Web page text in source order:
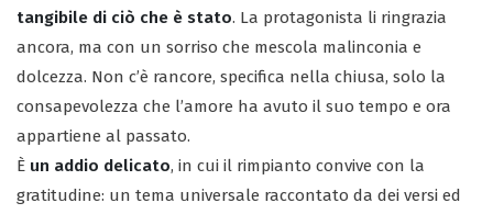
tangibile di ciò che è stato. La protagonista li ringrazia
ancora, ma con un sorriso che mescola malinconia e
dolcezza. Non c’è rancore, specifica nella chiusa, solo la
consapevolezza che l’amore ha avuto il suo tempo e ora
appartiene al passato.
È un addio delicato, in cui il rimpianto convive con la
gratitudine: un tema universale raccontato da dei versi ed